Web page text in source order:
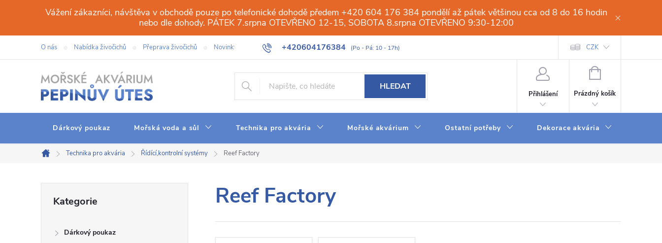
obsah
Vážení zákazníci, návštěva v obchodě pouze po telefonické dohodě předem +420 604 176 384 pondělí až pátek většinou cca od 8 do 16 hodin
nebo dle dohody. PÁTEK 7.srpna OTEVŘENO 12-15, SOBOTA 8.srpna OTEVŘENO 9:30-12:00
+420604176384
O nás Nabídka živočichů Přeprava živočichů Novinky Galerie Obchod Web Slovník pojmů Obchodní podmínky Dodací a platební
CZK
HLEDAT
Přihlášení
NÁKUPNÍ
Prázdný košík
Dárkový poukaz Mořská voda a sůl Technika pro akvária Mořské akvárium Ostatní potřeby Dekorace akvária
Domů
Technika pro akvária Řídící,kontrolní systémy Reef Factory
kategorie
Kategorie
Dárkový poukaz
Reef Factory